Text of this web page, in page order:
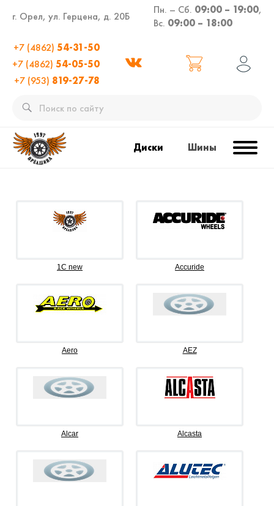
г. Орел, ул. Герцена, д. 20Б
Пн. – Сб. 09:00 – 19:00,
Вс. 09:00 – 18:00
+7 (4862) 54-31-50
+7 (4862) 54-05-50
+7 (953) 819-27-78
Диски Шины
1C new Accuride
Aero AEZ
Alcar Alcasta